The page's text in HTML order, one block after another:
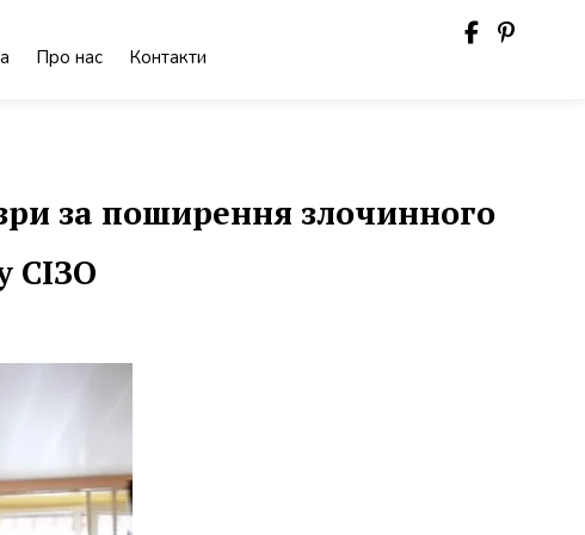
Про нас Контакти
за поширення злочинного
СІЗО